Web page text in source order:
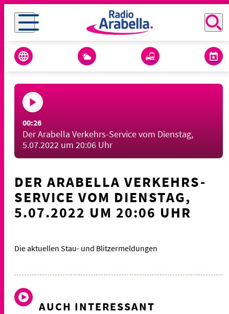
00:26
Der Arabella Verkehrs-Service vom Dienstag,
5.07.2022 um 20:06 Uhr
DER ARABELLA VERKEHRS-
SERVICE VOM DIENSTAG,
5.07.2022 UM 20:06 UHR
Die aktuellen Stau- und Blitzermeldungen
AUCH INTERESSANT